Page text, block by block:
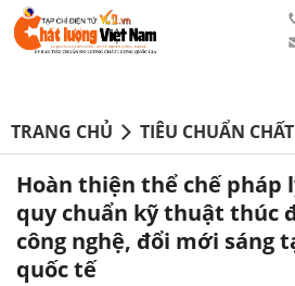
TRANG CHỦ TIÊU CHUẨN
Hoàn thiện thể chế pháp
quy chuẩn kỹ thuật thúc
công nghệ, đổi mới sáng
quốc tế